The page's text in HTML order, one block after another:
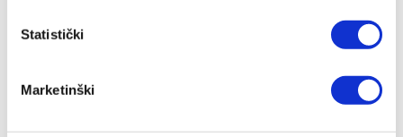
Statistički
Marketinški